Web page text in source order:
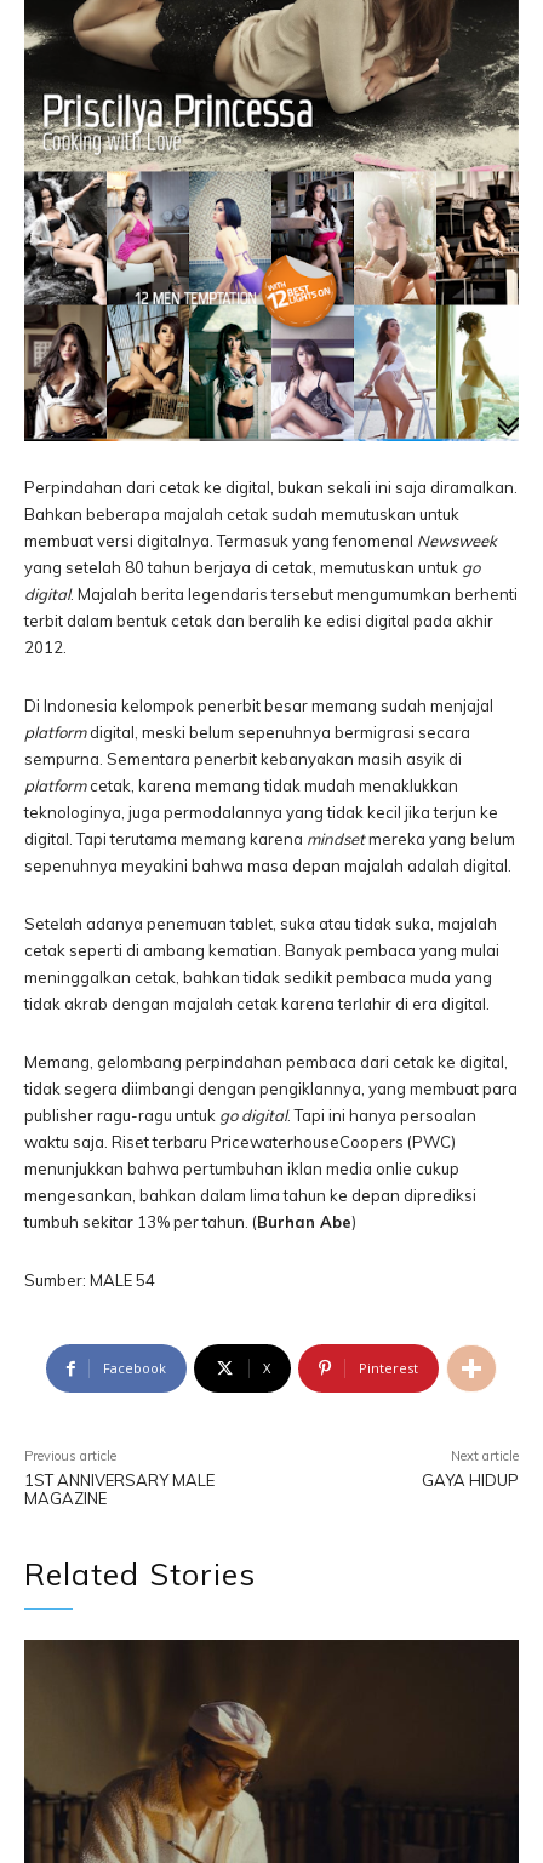
Perpindahan dari cetak ke digital, bukan sekali ini saja diramalkan.
Bahkan beberapa majalah cetak sudah memutuskan untuk
membuat versi digitalnya. Termasuk yang fenomenal Newsweek
yang setelah 80 tahun berjaya di cetak, memutuskan untuk go
digital. Majalah berita legendaris tersebut mengumumkan berhenti
terbit dalam bentuk cetak dan beralih ke edisi digital pada akhir
2012.
Di Indonesia kelompok penerbit besar memang sudah menjajal
platformdigital, meski belum sepenuhnya bermigrasi secara
sempurna. Sementara penerbit kebanyakan masih asyik di
platformcetak, karena memang tidak mudah menaklukkan
teknologinya, juga permodalannya yang tidak kecil jika terjun ke
digital. Tapi terutama memang karena mindsetmereka yang belum
sepenuhnya meyakini bahwa masa depan majalah adalah digital.
Setelah adanya penemuan tablet, suka atau tidak suka, majalah
cetak seperti di ambang kematian. Banyak pembaca yang mulai
meninggalkan cetak, bahkan tidak sedikit pembaca muda yang
tidak akrab dengan majalah cetak karena terlahir di era digital.
Memang, gelombang perpindahan pembaca dari cetak ke digital,
tidak segera diimbangi dengan pengiklannya, yang membuat para
publisher ragu-ragu untuk go digital. Tapi ini hanya persoalan
waktu saja. Riset terbaru PricewaterhouseCoopers (PWC)
menunjukkan bahwa pertumbuhan iklan media onlie cukup
mengesankan, bahkan dalam lima tahun ke depan diprediksi
tumbuh sekitar 13% per tahun. (Burhan Abe)
Sumber: MALE 54
Facebook X Pinterest
Previous article
1ST ANNIVERSARY MALE
MAGAZINE
Next article
GAYA HIDUP
Related Stories